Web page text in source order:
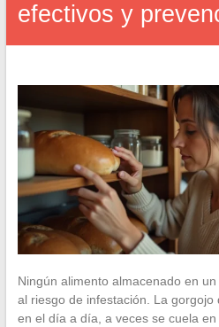
efectivos y
Ningún alimento almacenado en
al riesgo de infestación. La
en el día a día, a veces se cuela